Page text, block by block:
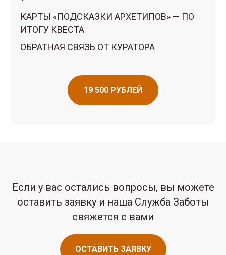
КАРТЫ «ПОДСКАЗКИ АРХЕТИПОВ» — ПО
ИТОГУ КВЕСТА
ОБРАТНАЯ СВЯЗЬ ОТ КУРАТОРА
19 500 РУБЛЕЙ
Если у вас остались вопросы, вы можете
оставить заявку и наша Служба Заботы
свяжется с вами
ОСТАВИТЬ ЗАЯВКУ